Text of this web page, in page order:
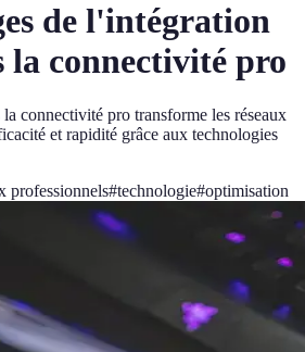
de l'intégration
la connectivité pro
connectivité pro transforme les réseaux
et rapidité grâce aux technologies
professionnels#technologie#optimisation